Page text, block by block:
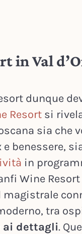
in Val
dunque
Resortsi
sia che
benessere,
in
Wine
magistrale
tra
ai dettagli.